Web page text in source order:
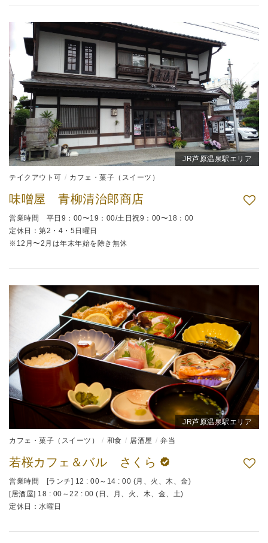
JR芦原温泉駅エリア
テイクアウト可 カフェ・菓子（スイーツ）
味噌屋 青柳清治郎商店
営業時間 平日9：00〜19：00/土日祝9：00〜18：00
定休日：第2・4・5日曜日
※12月〜2月は年末年始を除き無休
JR芦原温泉駅エリア
カフェ・菓子（スイーツ） 和食 居酒屋 弁当
若桜カフェ＆バル さくら
営業時間 [ランチ] 12 : 00～14 : 00 (月、火、木、金)
[居酒屋] 18 : 00～22 : 00 (日、月、火、木、金、土)
定休日：水曜日